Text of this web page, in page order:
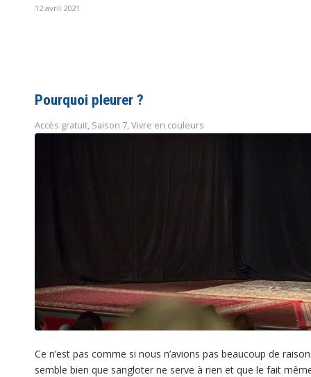
12 avril 2021
Pourquoi pleurer ?
Accès gratuit, Saison 7, Vivre en couleurs
Ce n’est pas comme si nous n’avions pas beaucoup de
semble bien que sangloter ne serve à rien et que le fait